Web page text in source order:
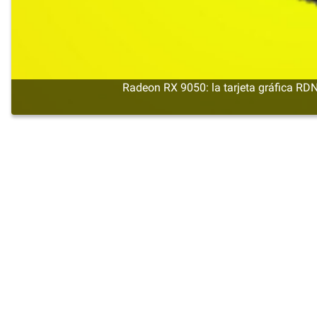
Radeon RX 9050: la tarjeta gráfica